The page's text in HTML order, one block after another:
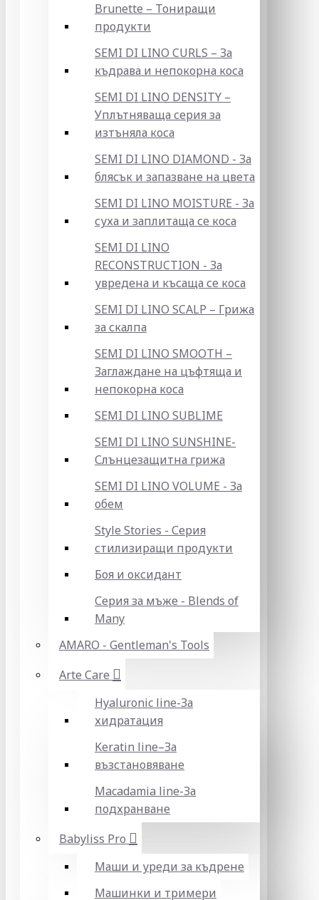
Brunette – Тониращи
продукти
SEMI DI LINO CURLS – За
къдрава и непокорна коса
SEMI DI LINO DENSITY –
Уплътняваща серия за
изтъняла коса
SEMI DI LINO DIAMOND - За
блясък и запазване на цвета
SEMI DI LINO MOISTURE - За
суха и заплитаща се коса
SEMI DI LINO
RECONSTRUCTION - За
увредена и късаща се коса
SEMI DI LINO SCALP – Грижа
за скалпа
SEMI DI LINO SMOOTH –
Заглаждане на цъфтяща и
непокорна коса
SEMI DI LINO SUBLIME
SEMI DI LINO SUNSHINE-
Слънцезащитна грижа
SEMI DI LINO VOLUME - За
обем
Style Stories - Серия
стилизиращи продукти
Боя и оксидант
Серия за мъже - Blends of
Many
AMARO - Gentleman's Tools
Arte Care
Hyaluronic line-За
хидратация
Keratin line–За
възстановяване
Macadamia line-За
подхранване
Babyliss Pro
Маши и уреди за къдрене
Машинки и тримери